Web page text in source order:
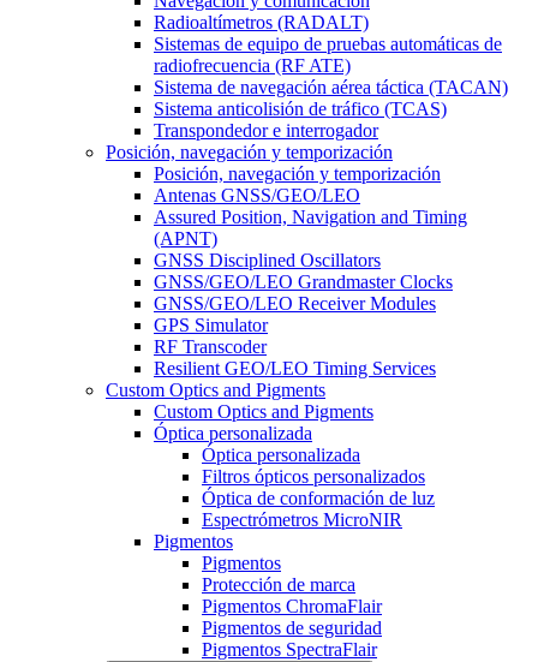
Radioaltímetros (RADALT)
Sistemas de equipo de pruebas automáticas de
radiofrecuencia (RF ATE)
Sistema de navegación aérea táctica (TACAN)
Sistema anticolisión de tráfico (TCAS)
Transpondedor e interrogador
Posición, navegación y temporización
Posición, navegación y temporización
Antenas GNSS/GEO/LEO
Assured Position, Navigation and Timing
(APNT)
GNSS Disciplined Oscillators
GNSS/GEO/LEO Grandmaster Clocks
GNSS/GEO/LEO Receiver Modules
GPS Simulator
RF Transcoder
Resilient GEO/LEO Timing Services
Custom Optics and Pigments
Custom Optics and Pigments
Óptica personalizada
Óptica personalizada
Filtros ópticos personalizados
Óptica de conformación de luz
Espectrómetros MicroNIR
Pigmentos
Pigmentos
Protección de marca
Pigmentos ChromaFlair
Pigmentos de seguridad
Pigmentos SpectraFlair